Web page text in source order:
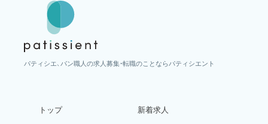
パティシエ、パン職人の求人募集・転職のことならパティシエント
トップ 新着求人